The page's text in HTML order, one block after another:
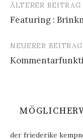
Beitrags-
Navigation
ÄLTERER BEITRAG
Featuring :
NEUERER BEITRAG
der friederike